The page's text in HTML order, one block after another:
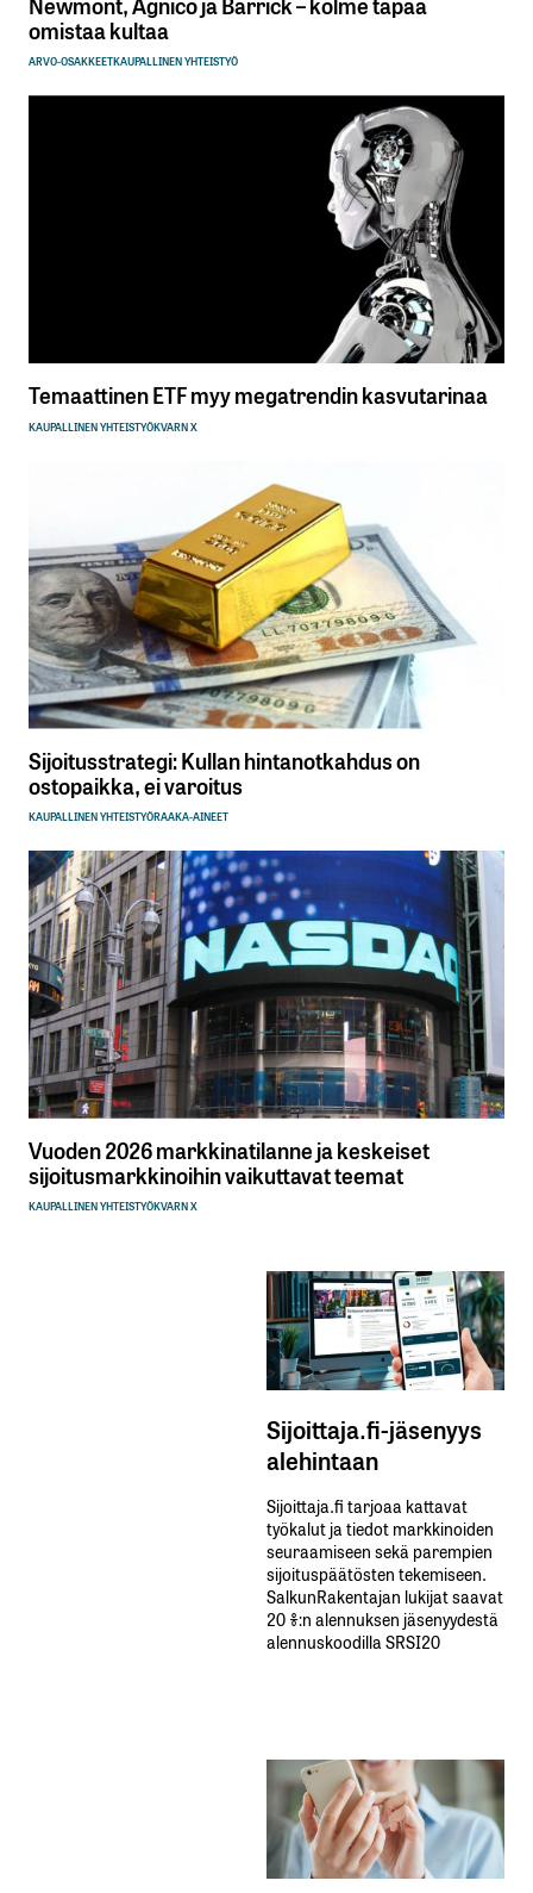
omistaa kultaa
ARVO-OSAKKEETKAUPALLINEN YHTEISTYÖ
Temaattinen ETF myy megatrendin kasvutarinaa
KAUPALLINEN YHTEISTYÖKVARN X
Sijoitusstrategi: Kullan hintanotkahdus on
ostopaikka, ei varoitus
KAUPALLINEN YHTEISTYÖRAAKA-AINEET
Vuoden 2026 markkinatilanne ja keskeiset
sijoitusmarkkinoihin vaikuttavat teemat
KAUPALLINEN YHTEISTYÖKVARN X
Sijoittaja.fi-jäsenyys
alehintaan
Sijoittaja.fi tarjoaa kattavat
työkalut ja tiedot markkinoiden
seuraamiseen sekä parempien
sijoituspäätösten tekemiseen.
SalkunRakentajan lukijat saavat
20 %:n alennuksen jäsenyydestä
alennuskoodilla SRSI20